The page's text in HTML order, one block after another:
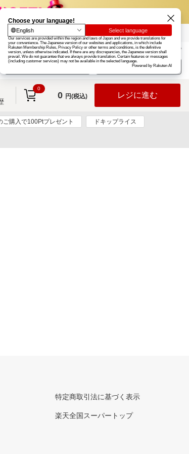
楽天グループ カード
お知らせ ヘルプ
ログイン
0
0 円(税込) レジに進む
ご購入で100Ptプレゼント ドキップライス
特定商取引法に基づく表示
楽天全国スーパートップ